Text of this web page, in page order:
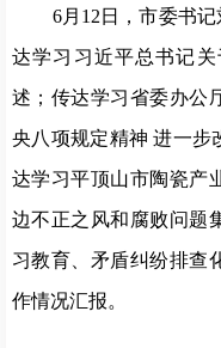
6月12日，市委书
达学习习近平总书记
述；传达学习省委办公
央八项规定精神 进一步
达学习平顶山市陶瓷产
边不正之风和腐败问题
习教育、矛盾纠纷排查
作情况汇报。